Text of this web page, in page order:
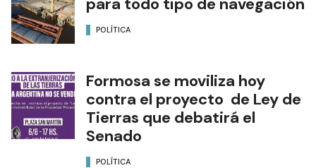
POLÍTICA
Formosa se moviliza hoy
contra el proyecto de Ley de
Tierras que debatirá el
Senado
POLÍTICA